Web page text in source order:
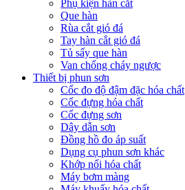
Phụ kiện hàn cắt
Que hàn
Rùa cắt gió đá
Tay hàn cắt gió đá
Tủ sấy que hàn
Van chống cháy ngược
Thiết bị phun sơn
Cốc đo độ đậm đặc hóa chất
Cốc đựng hóa chất
Cốc đựng sơn
Dây dẫn sơn
Đồng hồ đo áp suất
Dụng cụ phun sơn khác
Khớp nối hóa chất
Máy bơm màng